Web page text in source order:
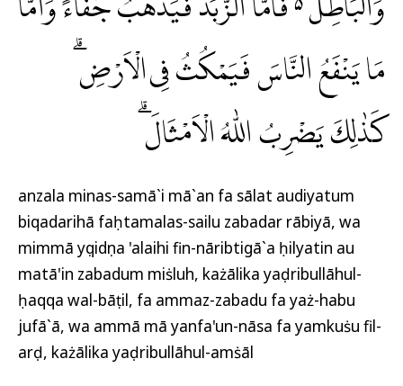
مَا يَنْفَعُ النَّاسَ فَيَمْكُثُ فِى الْاَرْضِۗ
كَذٰلِكَ يَضْرِبُ اللّٰهُ الْاَمْثَالَ ۗ
anzala minas-samā`i mā`an fa sālat audiyatum
biqadarihā faḥtamalas-sailu zabadar rābiyā, wa
mimmā yụqidụna 'alaihi fin-nāribtigā`a ḥilyatin au
matā'in zabadum miṡluh, każālika yaḍribullāhul-
ḥaqqa wal-bāṭil, fa ammaz-zabadu fa yaż-habu
jufā`ā, wa ammā mā yanfa'un-nāsa fa yamkuṡu fil-
arḍ, każālika yaḍribullāhul-amṡāl